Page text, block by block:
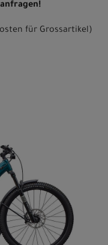
für Grossartikel)